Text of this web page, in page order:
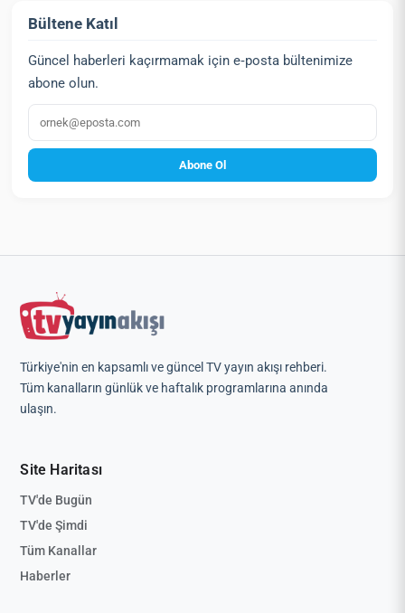
Bültene Katıl
Güncel haberleri kaçırmamak için e‑posta bültenimize
abone olun.
E‑posta
Abone Ol
Türkiye'nin en kapsamlı ve güncel TV yayın akışı rehberi.
Tüm kanalların günlük ve haftalık programlarına anında
ulaşın.
Site Haritası
TV'de Bugün
TV'de Şimdi
Tüm Kanallar
Haberler